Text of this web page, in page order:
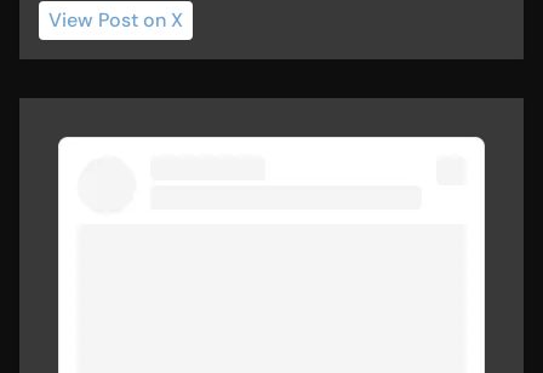
View Post on X